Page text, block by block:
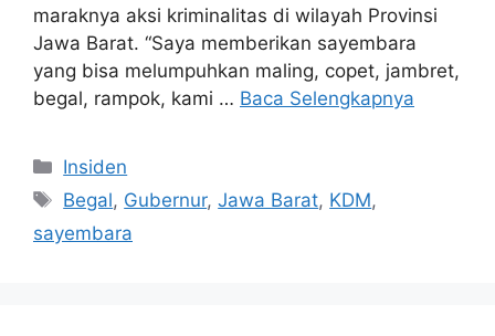
maraknya aksi kriminalitas di wilayah Provinsi
Jawa Barat. “Saya memberikan sayembara
yang bisa melumpuhkan maling, copet, jambret,
begal, rampok, kami … Baca Selengkapnya
Kategori
Insiden
Tag
Begal, Gubernur,Jawa Barat, KDM,
sayembara